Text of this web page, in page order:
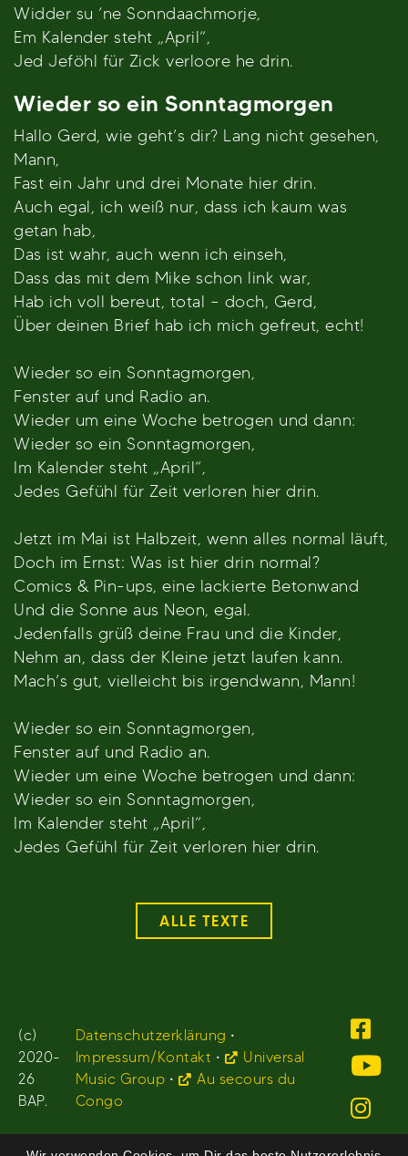
Widder su ’ne Sonndaachmorje,
Em Kalender steht „April“,
Jed Jeföhl für Zick verloore he drin.
Wieder so ein Sonntagmorgen
Hallo Gerd, wie geht’s dir? Lang nicht gesehen,
Mann,
Fast ein Jahr und drei Monate hier drin.
Auch egal, ich weiß nur, dass ich kaum was
getan hab,
Das ist wahr, auch wenn ich einseh,
Dass das mit dem Mike schon link war,
Hab ich voll bereut, total – doch, Gerd,
Über deinen Brief hab ich mich gefreut, echt!
Wieder so ein Sonntagmorgen,
Fenster auf und Radio an.
Wieder um eine Woche betrogen und dann:
Wieder so ein Sonntagmorgen,
Im Kalender steht „April“,
Jedes Gefühl für Zeit verloren hier drin.
Jetzt im Mai ist Halbzeit, wenn alles normal läuft,
Doch im Ernst: Was ist hier drin normal?
Comics & Pin-ups, eine lackierte Betonwand
Und die Sonne aus Neon, egal.
Jedenfalls grüß deine Frau und die Kinder,
Nehm an, dass der Kleine jetzt laufen kann.
Mach’s gut, vielleicht bis irgendwann, Mann!
Wieder so ein Sonntagmorgen,
Fenster auf und Radio an.
Wieder um eine Woche betrogen und dann:
Wieder so ein Sonntagmorgen,
Im Kalender steht „April“,
Jedes Gefühl für Zeit verloren hier drin.
ALLE TEXTE
(c)
2020-
26
BAP.
Datenschutzerklärung •
Impressum/Kontakt •
Universal
Music Group •
Au secours du
Congo